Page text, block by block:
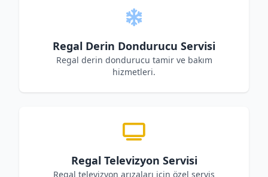
Regal Derin Dondurucu Servisi
Regal derin dondurucu tamir ve bakım
hizmetleri.
Regal Televizyon Servisi
Regal televizyon arızaları için özel servis